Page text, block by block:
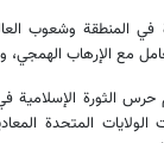
المنطقة وشعوب
مع الإرهاب
الثورة الإسلامية
المتحدة